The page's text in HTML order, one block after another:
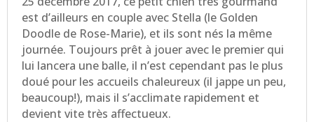
est d’ailleurs en couple avec Stella (le Golden
Doodle de Rose-Marie), et ils sont nés la même
journée. Toujours prêt à jouer avec le premier qui
lui lancera une balle, il n’est cependant pas le plus
doué pour les accueils chaleureux (il jappe un peu,
beaucoup!), mais il s’acclimate rapidement et
devient vite très affectueux.